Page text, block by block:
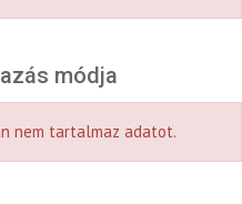
módja
nem tartalmaz adatot.